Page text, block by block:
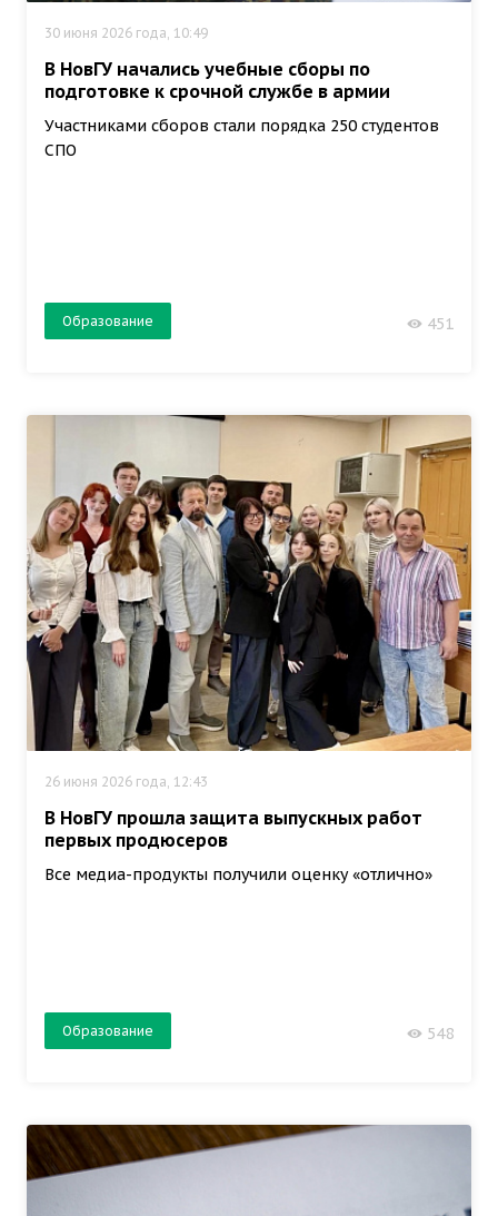
30 июня 2026 года, 10:49
В НовГУ начались учебные сборы по
подготовке к срочной службе в армии
Участниками сборов стали порядка 250 студентов
СПО
Образование 451
26 июня 2026 года, 12:43
В НовГУ прошла защита выпускных работ
первых продюсеров
Все медиа-продукты получили оценку «отлично»
Образование 548